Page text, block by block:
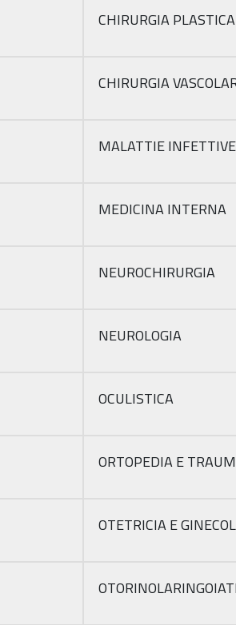
CHIRURGIA PLASTICA
CHIRURGIA
MALATTIE INFETTIVE
MEDICINA INTERNA
NEUROCHIRURGIA
NEUROLOGIA
OCULISTICA
ORTOPEDIA E
OTETRICIA E